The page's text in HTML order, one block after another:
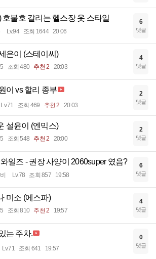
호불호 갈리는 헬스장 옷 스타일
Lv.94 조회 1644 20:06
6
댓글
은이 (스테이씨)
조회 480 추천 2 20:03
4
댓글
이 vs 할리 종부
Lv.71 조회 469 추천 2 20:03
2
댓글
설윤이 (엔믹스)
조회 548 추천 2 20:00
2
댓글
일즈 - 권장 사양이 2060super 였음?
Lv.78 조회 857 19:58
6
댓글
미소 (에스파)
조회 810 추천 2 19:57
4
댓글
는 주차.
Lv.71 조회 641 19:57
0
댓글